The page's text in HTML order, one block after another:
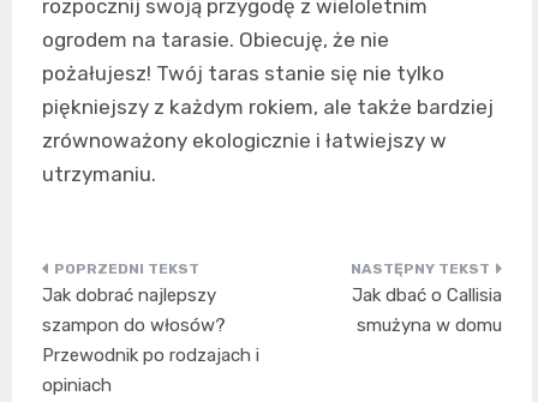
rozpocznij swoją przygodę z wieloletnim
ogrodem na tarasie. Obiecuję, że nie
pożałujesz! Twój taras stanie się nie tylko
piękniejszy z każdym rokiem, ale także bardziej
zrównoważony ekologicznie i łatwiejszy w
utrzymaniu.
Nawigacja
wpisu
Jak dobrać najlepszy
szampon do włosów?
Przewodnik po rodzajach i
opiniach
Jak dbać o Callisia
smużyna w domu